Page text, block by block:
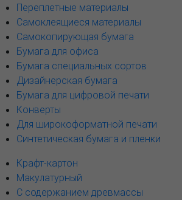
Переплетные материалы
Самоклеящиеся материалы
Самокопирующая бумага
Бумага для офиса
Бумага специальных сортов
Дизайнерская бумага
Бумага для цифровой печати
Конверты
Для широкоформатной печати
Синтетическая бумага и пленки
Крафт-картон
Макулатурный
С содержанием древмассы